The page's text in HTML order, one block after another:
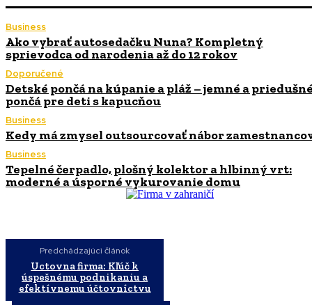
Business
Ako vybrať autosedačku Nuna? Kompletný
sprievodca od narodenia až do 12 rokov
Doporučené
Detské pončá na kúpanie a pláž – jemné a
pončá pre deti s kapucňou
Business
Kedy má zmysel outsourcovať nábor
Business
Tepelné čerpadlo, plošný kolektor a hlbinný vrt:
moderné a úsporné vykurovanie domu
Predchádzajúci článok
Uctovna firma: Kľúč k
úspešnému podnikaniu a
efektívnemu účtovníctvu